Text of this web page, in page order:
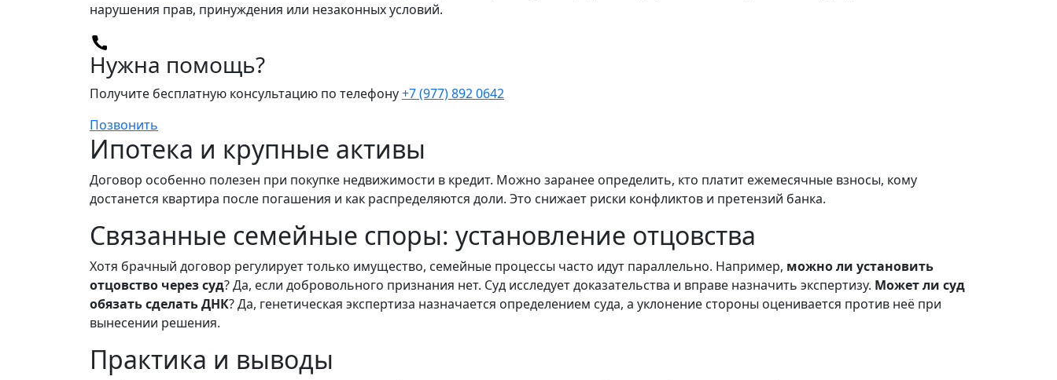
нарушения прав, принуждения или незаконных условий.
Нужна помощь?
Получите бесплатную консультацию по телефону+7 (977) 892 0642
Позвонить
Ипотека и крупные активы
Договор особенно полезен при покупке недвижимости в кредит. Можно заранее определить, кто платит ежемесячные взносы, кому
достанется квартира после погашения и как распределяются доли. Это снижает риски конфликтов и претензий банка.
Связанные семейные споры: установление отцовства
Хотя брачный договор регулирует только имущество, семейные процессы часто идут параллельно. Например, можно ли установить
отцовство через суд? Да, если добровольного признания нет. Суд исследует доказательства и вправе назначить экспертизу. Может ли суд
обязать сделать ДНК? Да, генетическая экспертиза назначается определением суда, а уклонение стороны оценивается против неё при
вынесении решения.
Практика и выводы